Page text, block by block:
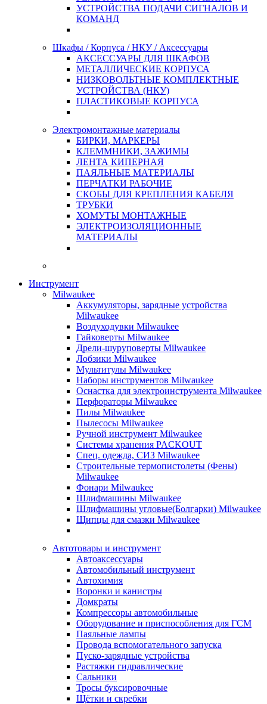
УСТРОЙСТВА ПОДАЧИ СИГНАЛОВ И
КОМАНД
Шкафы / Корпуса / НКУ / Аксессуары
АКСЕССУАРЫ ДЛЯ ШКАФОВ
МЕТАЛЛИЧЕСКИЕ КОРПУСА
НИЗКОВОЛЬТНЫЕ КОМПЛЕКТНЫЕ
УСТРОЙСТВА (НКУ)
ПЛАСТИКОВЫЕ КОРПУСА
Электромонтажные материалы
БИРКИ, МАРКЕРЫ
КЛЕММНИКИ, ЗАЖИМЫ
ЛЕНТА КИПЕРНАЯ
ПАЯЛЬНЫЕ МАТЕРИАЛЫ
ПЕРЧАТКИ РАБОЧИЕ
СКОБЫ ДЛЯ КРЕПЛЕНИЯ КАБЕЛЯ
ТРУБКИ
ХОМУТЫ МОНТАЖНЫЕ
ЭЛЕКТРОИЗОЛЯЦИОННЫЕ
МАТЕРИАЛЫ
Инструмент
Milwaukee
Аккумуляторы, зарядные устройства
Milwaukee
Воздуходувки Milwaukee
Гайковерты Milwaukee
Дрели-шуруповерты Milwaukee
Лобзики Milwaukee
Мультитулы Milwaukee
Наборы инструментов Milwaukee
Оснастка для электроинструмента Milwaukee
Перфораторы Milwaukee
Пилы Milwaukee
Пылесосы Milwaukee
Ручной инструмент Milwaukee
Системы хранения PACKOUT
Спец. одежда, СИЗ Milwaukee
Строительные термопистолеты (Фены)
Milwaukee
Фонари Milwaukee
Шлифмашины Milwaukee
Шлифмашины угловые(Болгарки) Milwaukee
Щипцы для смазки Milwaukee
Автотовары и инструмент
Автоаксессуары
Автомобильный инструмент
Автохимия
Воронки и канистры
Домкраты
Компрессоры автомобильные
Оборудование и приспособления для ГСМ
Паяльные лампы
Провода вспомогательного запуска
Пуско-зарядные устройства
Растяжки гидравлические
Сальники
Тросы буксировочные
Щётки и скребки